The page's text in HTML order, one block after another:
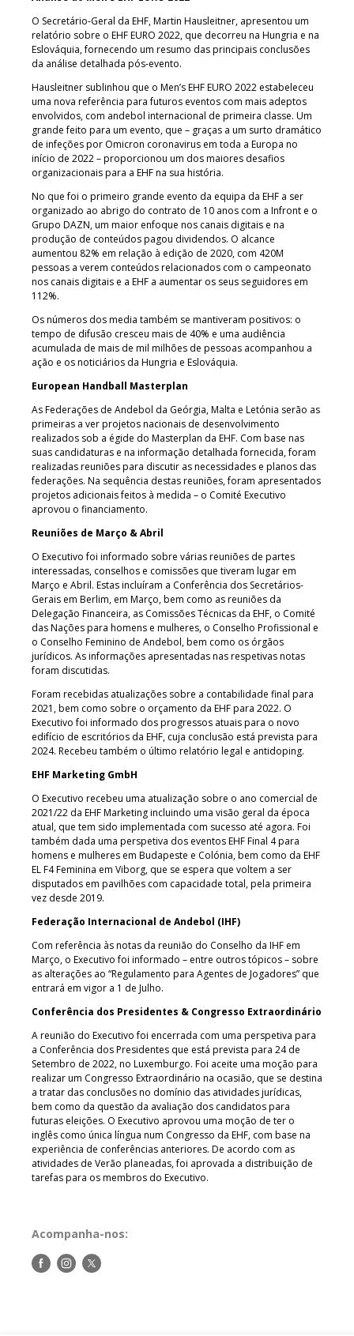
O Secretário-Geral da EHF, Martin Hausleitner, apresentou um
relatório sobre o EHF EURO 2022, que decorreu na Hungria e na
Eslováquia, fornecendo um resumo das principais conclusões
da análise detalhada pós-evento.
Hausleitner sublinhou que o Men’s EHF EURO 2022 estabeleceu
uma nova referência para futuros eventos com mais adeptos
envolvidos, com andebol internacional de primeira classe. Um
grande feito para um evento, que – graças a um surto dramático
de infeções por Omicron coronavirus em toda a Europa no
início de 2022 – proporcionou um dos maiores desafios
organizacionais para a EHF na sua história.
No que foi o primeiro grande evento da equipa da EHF a ser
organizado ao abrigo do contrato de 10 anos com a Infront e o
Grupo DAZN, um maior enfoque nos canais digitais e na
produção de conteúdos pagou dividendos. O alcance
aumentou 82% em relação à edição de 2020, com 420M
pessoas a verem conteúdos relacionados com o campeonato
nos canais digitais e a EHF a aumentar os seus seguidores em
112%.
Os números dos media também se mantiveram positivos: o
tempo de difusão cresceu mais de 40% e uma audiência
acumulada de mais de mil milhões de pessoas acompanhou a
ação e os noticiários da Hungria e Eslováquia.
European Handball Masterplan
As Federações de Andebol da Geórgia, Malta e Letónia serão as
primeiras a ver projetos nacionais de desenvolvimento
realizados sob a égide do Masterplan da EHF. Com base nas
suas candidaturas e na informação detalhada fornecida, foram
realizadas reuniões para discutir as necessidades e planos das
federações. Na sequência destas reuniões, foram apresentados
projetos adicionais feitos à medida – o Comité Executivo
aprovou o financiamento.
Reuniões de Março & Abril
O Executivo foi informado sobre várias reuniões de partes
interessadas, conselhos e comissões que tiveram lugar em
Março e Abril. Estas incluíram a Conferência dos Secretários-
Gerais em Berlim, em Março, bem como as reuniões da
Delegação Financeira, as Comissões Técnicas da EHF, o Comité
das Nações para homens e mulheres, o Conselho Profissional e
o Conselho Feminino de Andebol, bem como os órgãos
jurídicos. As informações apresentadas nas respetivas notas
foram discutidas.
Foram recebidas atualizações sobre a contabilidade final para
2021, bem como sobre o orçamento da EHF para 2022. O
Executivo foi informado dos progressos atuais para o novo
edifício de escritórios da EHF, cuja conclusão está prevista para
2024. Recebeu também o último relatório legal e antidoping.
EHF Marketing GmbH
O Executivo recebeu uma atualização sobre o ano comercial de
2021/22 da EHF Marketing incluindo uma visão geral da época
atual, que tem sido implementada com sucesso até agora. Foi
também dada uma perspetiva dos eventos EHF Final 4 para
homens e mulheres em Budapeste e Colónia, bem como da EHF
EL F4 Feminina em Viborg, que se espera que voltem a ser
disputados em pavilhões com capacidade total, pela primeira
vez desde 2019.
Federação Internacional de Andebol (IHF)
Com referência às notas da reunião do Conselho da IHF em
Março, o Executivo foi informado – entre outros tópicos – sobre
as alterações ao “Regulamento para Agentes de Jogadores” que
entrará em vigor a 1 de Julho.
Conferência dos Presidentes & Congresso Extraordinário
A reunião do Executivo foi encerrada com uma perspetiva para
a Conferência dos Presidentes que está prevista para 24 de
Setembro de 2022, no Luxemburgo. Foi aceite uma moção para
realizar um Congresso Extraordinário na ocasião, que se destina
a tratar das conclusões no domínio das atividades jurídicas,
bem como da questão da avaliação dos candidatos para
futuras eleições. O Executivo aprovou uma moção de ter o
inglês como única língua num Congresso da EHF, com base na
experiência de conferências anteriores. De acordo com as
atividades de Verão planeadas, foi aprovada a distribuição de
tarefas para os membros do Executivo.
Acompanha-nos:
Siga-Siga-Siga-